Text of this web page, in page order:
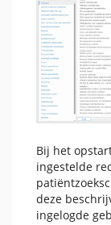
Bij het
ingestelde
deze
ingelogde